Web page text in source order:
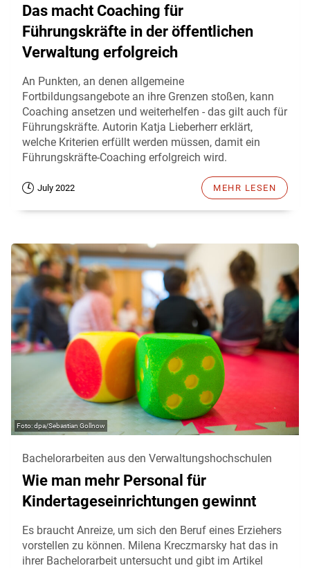
Das macht Coaching für
Führungskräfte in der öffentlichen
Verwaltung erfolgreich
An Punkten, an denen allgemeine
Fortbildungsangebote an ihre Grenzen stoßen, kann
Coaching ansetzen und weiterhelfen - das gilt auch für
Führungskräfte. Autorin Katja Lieberherr erklärt,
welche Kriterien erfüllt werden müssen, damit ein
Führungskräfte-Coaching erfolgreich wird.
July 2022 MEHR LESEN
dpa/Sebastian Gollnow
Bachelorarbeiten aus den Verwaltungshochschulen
Wie man mehr Personal für
Kindertageseinrichtungen gewinnt
Es braucht Anreize, um sich den Beruf eines Erziehers
vorstellen zu können. Milena Kreczmarsky hat das in
ihrer Bachelorarbeit untersucht und gibt im Artikel